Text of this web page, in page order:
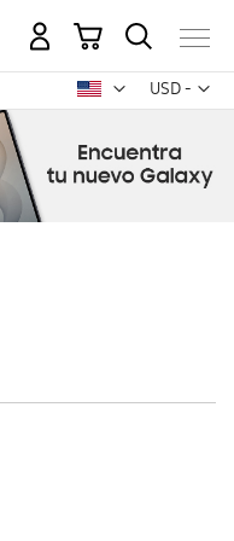
USD -
dólar
Mi carrito